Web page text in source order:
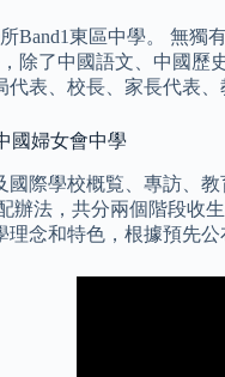
Band1東區中學。 無
除了中國語文、中國歷
表、校長、家長代表
國婦女會中學
際學校概覧、專訪、
辦法，共分兩個階段收
念和特色，根據預先